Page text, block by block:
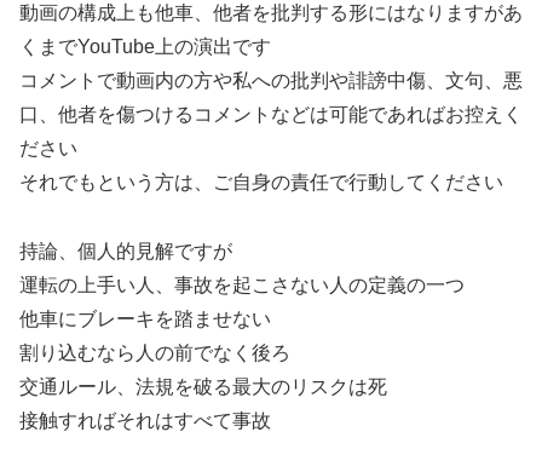
動画の構成上も他車、他者を批判する形にはなりますがあ
くまでYouTube上の演出です
コメントで動画内の方や私への批判や誹謗中傷、文句、悪
口、他者を傷つけるコメントなどは可能であればお控えく
ださい
それでもという方は、ご自身の責任で行動してください
持論、個人的見解ですが
運転の上手い人、事故を起こさない人の定義の一つ
他車にブレーキを踏ませない
割り込むなら人の前でなく後ろ
交通ルール、法規を破る最大のリスクは死
接触すればそれはすべて事故